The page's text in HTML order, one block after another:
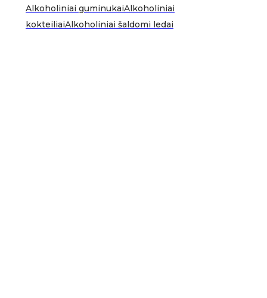
Alkoholiniai guminukaiAlkoholiniai
kokteiliaiAlkoholiniai šaldomi ledai